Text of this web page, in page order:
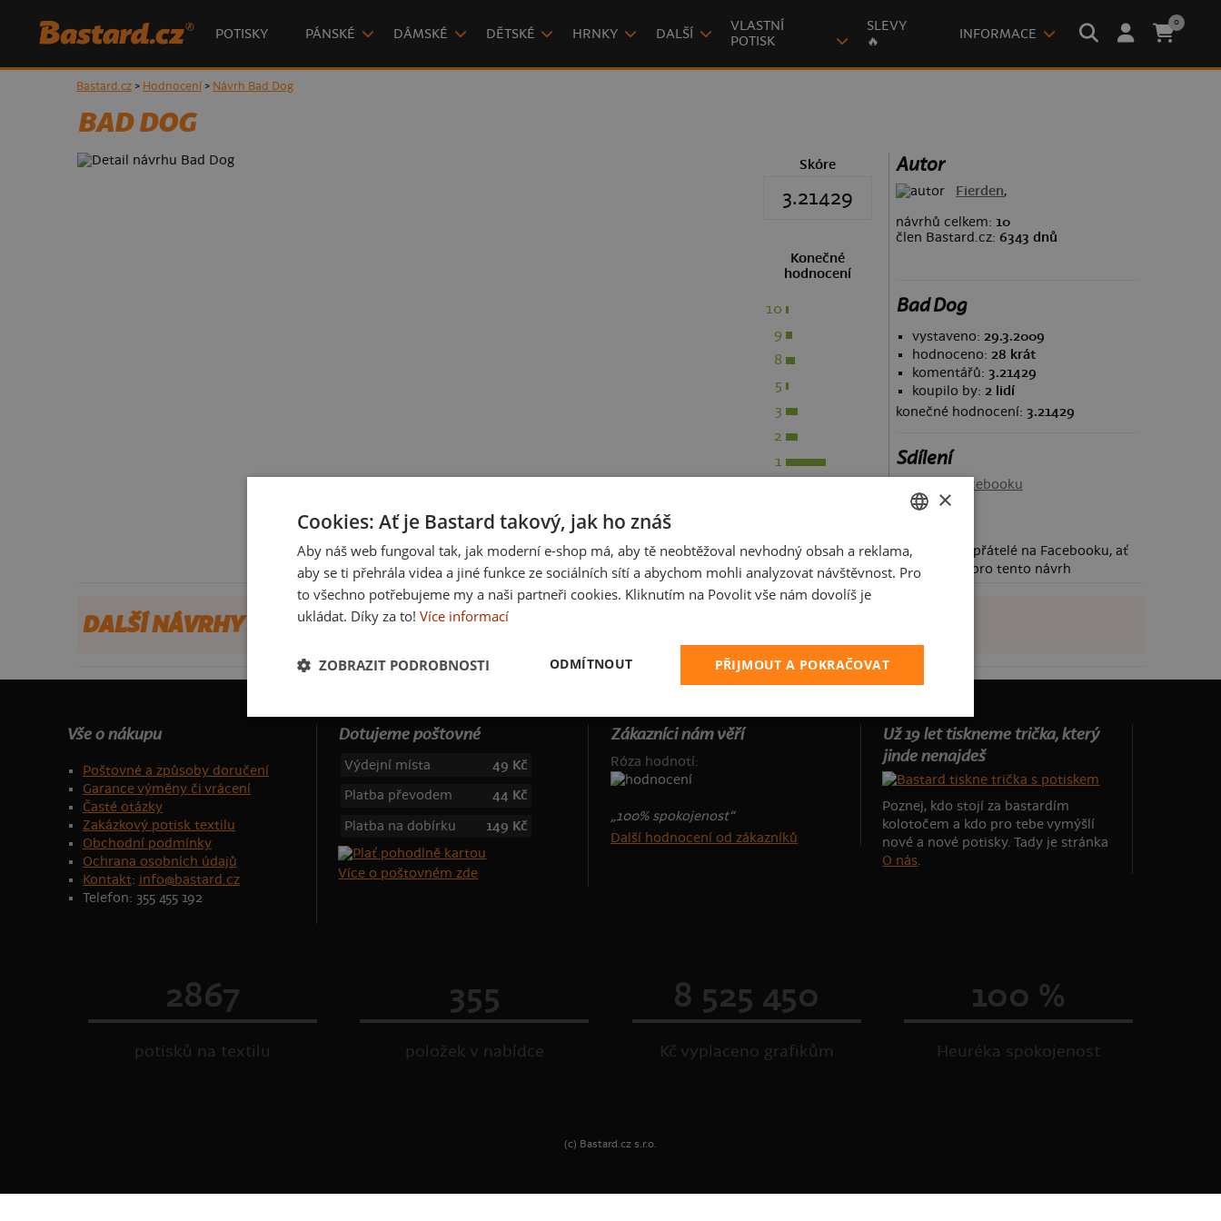
POTISKY PÁNSKÉ DÁMSKÉ DĚTSKÉ HRNKY DALŠÍ
VLASTNÍ
POTISK
SLEVY
🔥
INFORMACE
0
Bastard.cz> Hodnocení> Návrh Bad Dog
BAD DOG
Skóre
3.21429
Konečné
hodnocení
10
9
8
5
3
2
1
Autor
Fierden,
návrhů celkem: 10
člen Bastard.cz: 6343 dnů
Bad Dog
vystaveno: 29.3.2009
hodnoceno: 28 krát
komentářů: 3.21429
koupilo by: 2 lidí
konečné hodnocení: 3.21429
Sdílení
Sdílet na Facebooku
Požádej své přátelé na Facebooku, ať
taky hlasují pro tento návrh
DALŠÍ NÁVRHY OD FIERDEN
Vše o nákupu
Poštovné a způsoby doručení
Garance výměny či vrácení
Časté otázky
Zakázkový potisk textilu
Obchodní podmínky
Ochrana osobních údajů
Kontakt: info@bastard.cz
Telefon: 355 455 192
Dotujeme poštovné
Výdejní místa
49 Kč
Platba převodem
44 Kč
Platba na dobírku
149 Kč
Více o poštovném zde
Zákazníci nám věří
Róza hodnotí:
„100% spokojenost“
Další hodnocení od zákazníků
Už 19 let tiskneme trička, který
jinde nenajdeš
Poznej, kdo stojí za bastardím
kolotočem a kdo pro tebe vymýšlí
nové a nové potisky. Tady je stránka
O nás.
2867
potisků na textilu
355
položek v nabídce
8 525 450
Kč vyplaceno grafikům
100 %
Heuréka spokojenost
(c) Bastard.cz s.r.o.
CZECH
SLOVAK
×
Cookies: Ať je Bastard takový, jak ho znáš
Aby náš web fungoval tak, jak moderní e-shop má, aby tě neobtěžoval nevhodný obsah a reklama,
aby se ti přehrála videa a jiné funkce ze sociálních sítí a abychom mohli analyzovat návštěvnost. Pro
to všechno potřebujeme my a naši partneři cookies. Kliknutím na Povolit vše nám dovolíš je
ukládat. Díky za to! Více informací
PŘIJMOUT A POKRAČOVAT
ODMÍTNOUT
ZOBRAZIT PODROBNOSTI